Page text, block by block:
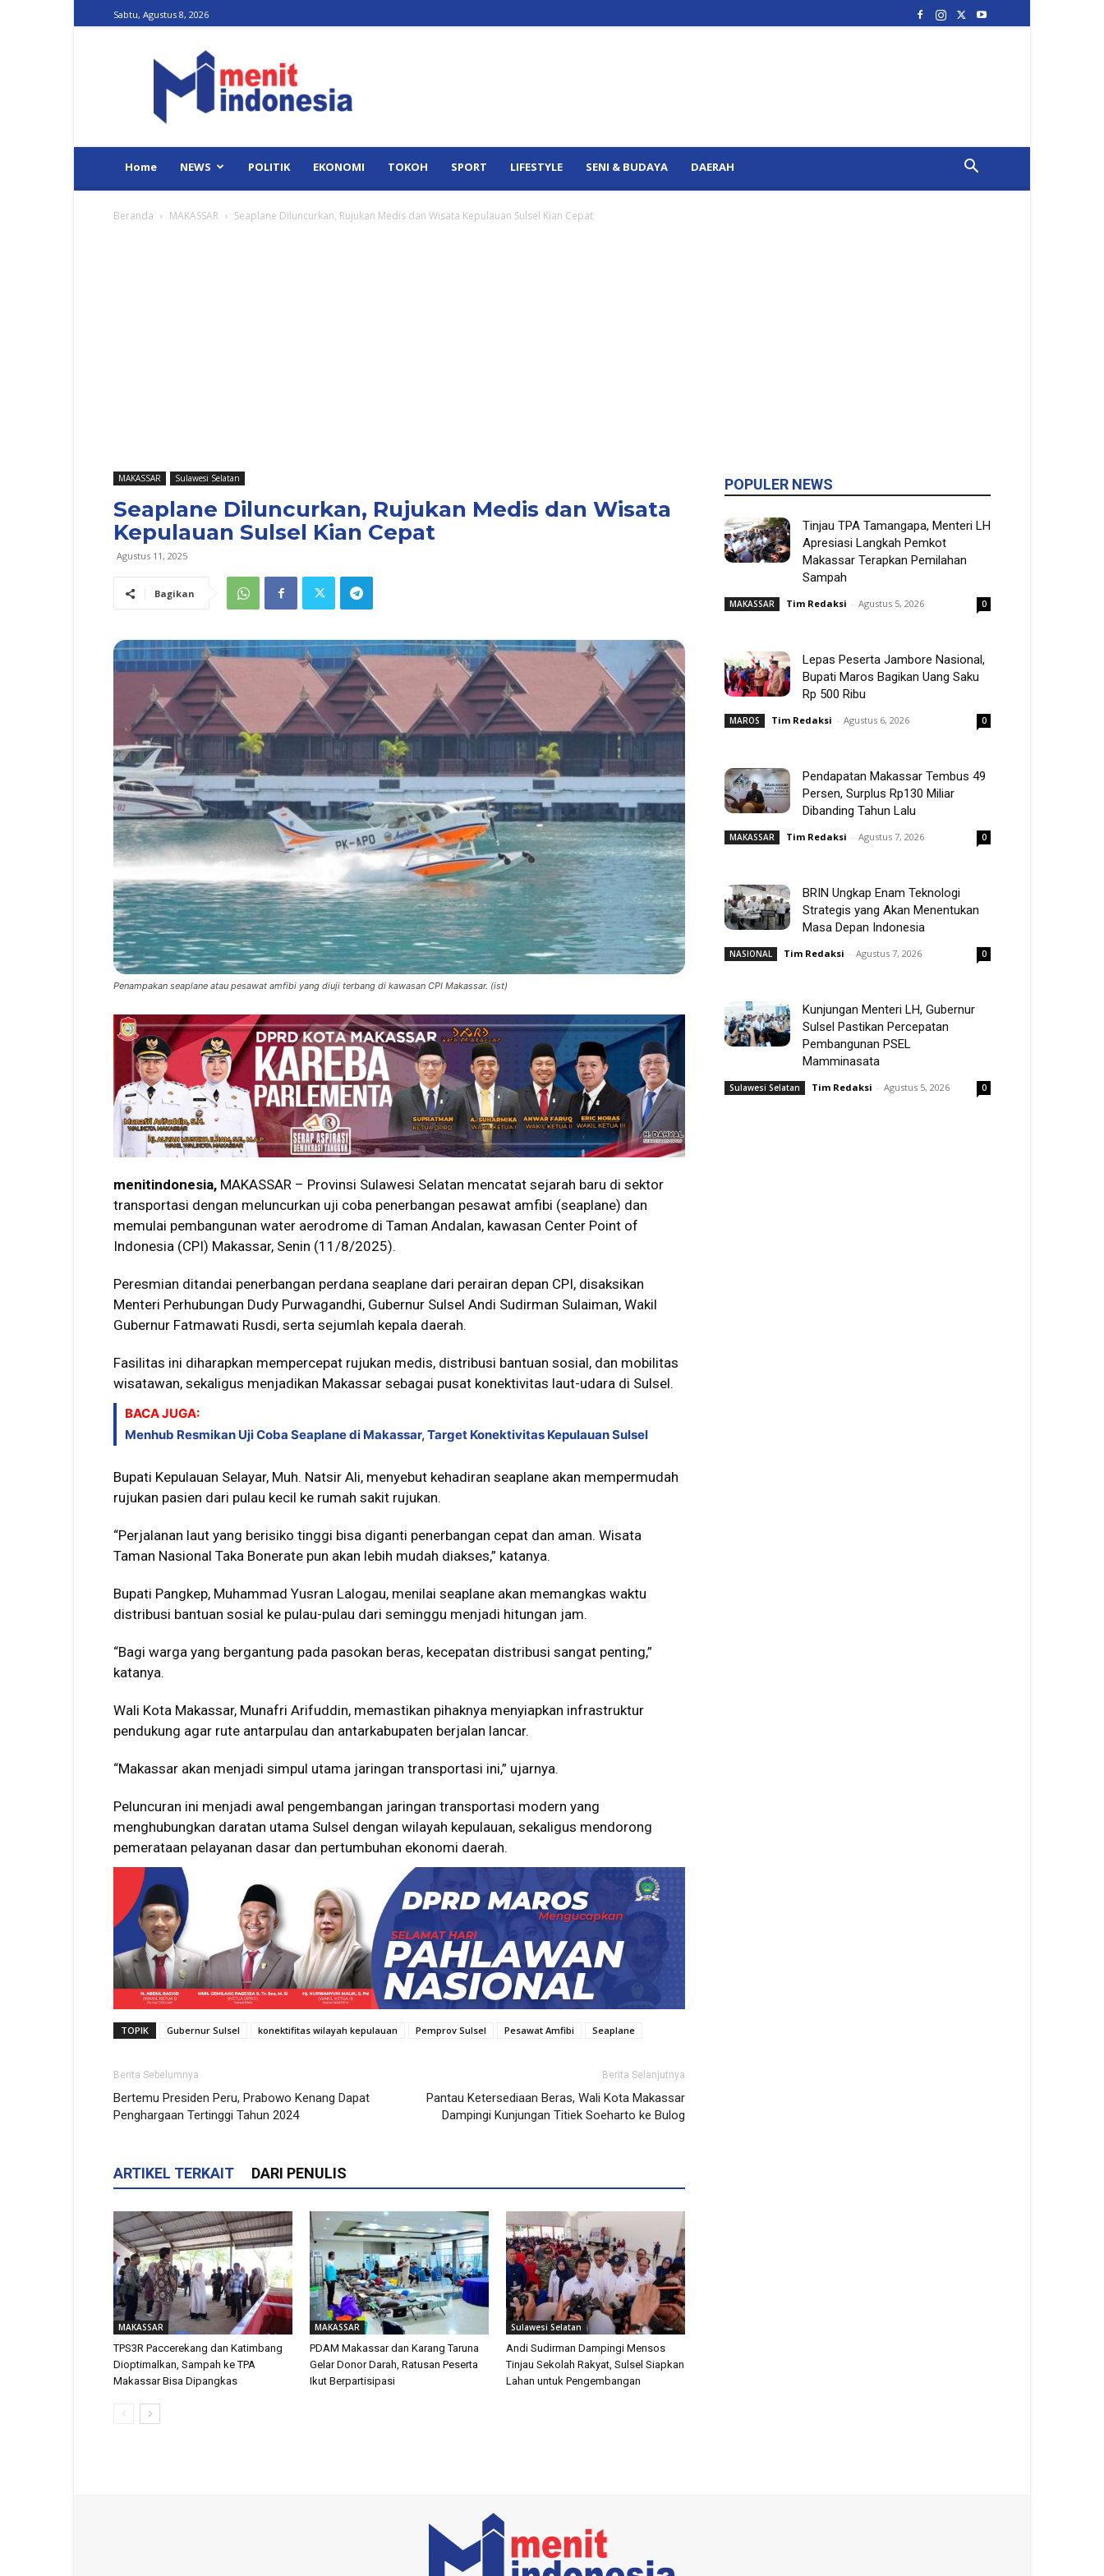
Sabtu, Agustus 8, 2026
Indonesia
Home NEWS POLITIK EKONOMI TOKOH SPORT LIFESTYLE SENI & BUDAYA DAERAH
Beranda MAKASSAR Seaplane Diluncurkan, Rujukan Medis dan Wisata Kepulauan Sulsel Kian Cepat
MAKASSAR Sulawesi Selatan
Seaplane Diluncurkan, Rujukan Medis dan Wisata
Kepulauan Sulsel Kian Cepat
Agustus 11, 2025
Bagikan
Penampakan seaplane atau pesawat amfibi yang diuji terbang di kawasan CPI Makassar. (ist)
menitindonesia, MAKASSAR – Provinsi Sulawesi Selatan mencatat sejarah baru di sektor
transportasi dengan meluncurkan uji coba penerbangan pesawat amfibi (seaplane) dan
memulai pembangunan water aerodrome di Taman Andalan, kawasan Center Point of
Indonesia (CPI) Makassar, Senin (11/8/2025).
Peresmian ditandai penerbangan perdana seaplane dari perairan depan CPI, disaksikan
Menteri Perhubungan Dudy Purwagandhi, Gubernur Sulsel Andi Sudirman Sulaiman, Wakil
Gubernur Fatmawati Rusdi, serta sejumlah kepala daerah.
Fasilitas ini diharapkan mempercepat rujukan medis, distribusi bantuan sosial, dan mobilitas
wisatawan, sekaligus menjadikan Makassar sebagai pusat konektivitas laut-udara di Sulsel.
BACA JUGA:
Menhub Resmikan Uji Coba Seaplane di Makassar, Target Konektivitas Kepulauan Sulsel
Bupati Kepulauan Selayar, Muh. Natsir Ali, menyebut kehadiran seaplane akan mempermudah
rujukan pasien dari pulau kecil ke rumah sakit rujukan.
“Perjalanan laut yang berisiko tinggi bisa diganti penerbangan cepat dan aman. Wisata
Taman Nasional Taka Bonerate pun akan lebih mudah diakses,” katanya.
Bupati Pangkep, Muhammad Yusran Lalogau, menilai seaplane akan memangkas waktu
distribusi bantuan sosial ke pulau-pulau dari seminggu menjadi hitungan jam.
“Bagi warga yang bergantung pada pasokan beras, kecepatan distribusi sangat penting,”
katanya.
Wali Kota Makassar, Munafri Arifuddin, memastikan pihaknya menyiapkan infrastruktur
pendukung agar rute antarpulau dan antarkabupaten berjalan lancar.
“Makassar akan menjadi simpul utama jaringan transportasi ini,” ujarnya.
Peluncuran ini menjadi awal pengembangan jaringan transportasi modern yang
menghubungkan daratan utama Sulsel dengan wilayah kepulauan, sekaligus mendorong
pemerataan pelayanan dasar dan pertumbuhan ekonomi daerah.
TOPIK Gubernur Sulsel konektifitas wilayah kepulauan Pemprov Sulsel Pesawat Amfibi Seaplane
Berita Sebelumnya
Bertemu Presiden Peru, Prabowo Kenang Dapat
Penghargaan Tertinggi Tahun 2024
Berita Selanjutnya
Pantau Ketersediaan Beras, Wali Kota Makassar
Dampingi Kunjungan Titiek Soeharto ke Bulog
ARTIKEL TERKAIT DARI PENULIS
MAKASSAR
TPS3R Paccerekang dan Katimbang
Dioptimalkan, Sampah ke TPA
Makassar Bisa Dipangkas
MAKASSAR
PDAM Makassar dan Karang Taruna
Gelar Donor Darah, Ratusan Peserta
Ikut Berpartisipasi
Sulawesi Selatan
Andi Sudirman Dampingi Mensos
Tinjau Sekolah Rakyat, Sulsel Siapkan
Lahan untuk Pengembangan
POPULER NEWS
Tinjau TPA Tamangapa, Menteri LH
Apresiasi Langkah Pemkot
Makassar Terapkan Pemilahan
Sampah
MAKASSAR Tim Redaksi - Agustus 5, 2026 0
Lepas Peserta Jambore Nasional,
Bupati Maros Bagikan Uang Saku
Rp 500 Ribu
MAROS Tim Redaksi - Agustus 6, 2026 0
Pendapatan Makassar Tembus 49
Persen, Surplus Rp130 Miliar
Dibanding Tahun Lalu
MAKASSAR Tim Redaksi - Agustus 7, 2026 0
BRIN Ungkap Enam Teknologi
Strategis yang Akan Menentukan
Masa Depan Indonesia
NASIONAL Tim Redaksi - Agustus 7, 2026 0
Kunjungan Menteri LH, Gubernur
Sulsel Pastikan Percepatan
Pembangunan PSEL
Mamminasata
Sulawesi Selatan Tim Redaksi - Agustus 5, 2026 0